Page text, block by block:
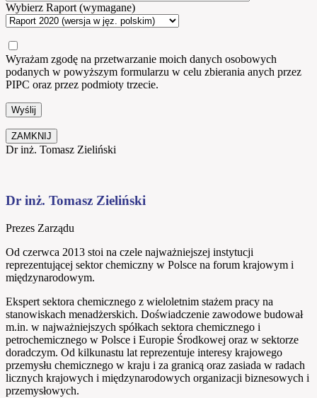
Wybierz Raport (wymagane)
Wyrażam zgodę na przetwarzanie moich danych osobowych
podanych w powyższym formularzu w celu zbierania anych przez
PIPC oraz przez podmioty trzecie.
ZAMKNIJ
Dr inż. Tomasz Zieliński
Dr inż. Tomasz Zieliński
Prezes Zarządu
Od czerwca 2013 stoi na czele najważniejszej instytucji
reprezentującej sektor chemiczny w Polsce na forum krajowym i
międzynarodowym.
Ekspert sektora chemicznego z wieloletnim stażem pracy na
stanowiskach menadżerskich. Doświadczenie zawodowe budował
m.in. w najważniejszych spółkach sektora chemicznego i
petrochemicznego w Polsce i Europie Środkowej oraz w sektorze
doradczym. Od kilkunastu lat reprezentuje interesy krajowego
przemysłu chemicznego w kraju i za granicą oraz zasiada w radach
licznych krajowych i międzynarodowych organizacji biznesowych i
przemysłowych.